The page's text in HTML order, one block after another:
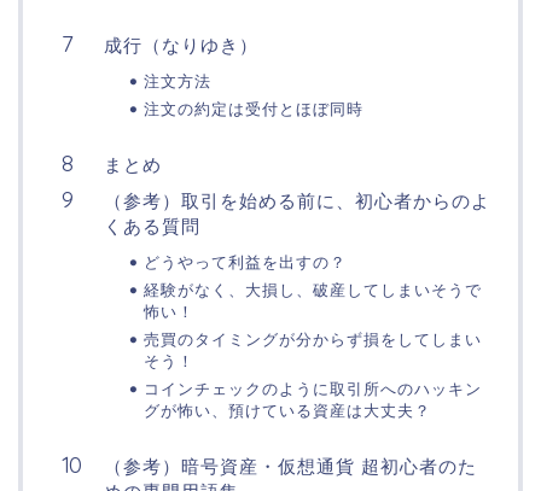
成行（なりゆき）
注文方法
注文の約定は受付とほぼ同時
まとめ
（参考）取引を始める前に、初心者からのよ
くある質問
どうやって利益を出すの？
経験がなく、大損し、破産してしまいそうで
怖い！
売買のタイミングが分からず損をしてしまい
そう！
コインチェックのように取引所へのハッキン
グが怖い、預けている資産は大丈夫？
（参考）暗号資産・仮想通貨 超初心者のた